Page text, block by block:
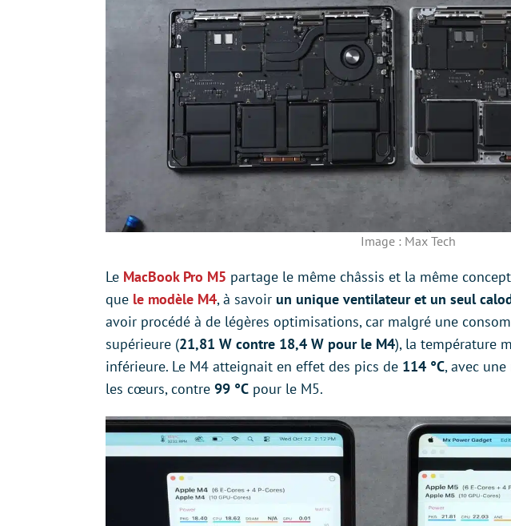
Image : Max Tech
Le MacBook Pro M5 partage le même châssis et la même
que le modèle M4, à savoir un unique ventilateur et un seul
avoir procédé à de légères optimisations, car malgré une
supérieure (21,81 W contre 18,4 W pour le M4), la température
inférieure. Le M4 atteignait en effet des pics de 114 °C, avec une
les cœurs, contre 99 °C pour le M5.